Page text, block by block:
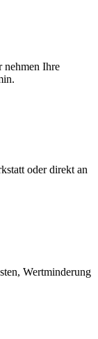
nehmen Ihre
oder direkt an
Wertminderung